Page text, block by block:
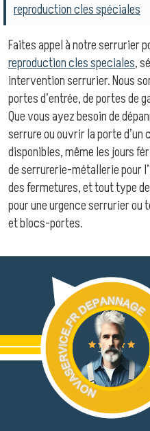
reproduction cles spéciales
Faites appel à notre serrurier
reproduction cles speciales,
intervention serrurier. Nous
portes d’entrée, de portes de
Que vous ayez besoin de
serrure ou ouvrir la porte
disponibles, même les jours
de serrurerie-métallerie pour
des fermetures, et tout type
pour une urgence serrurier ou
et blocs-portes.